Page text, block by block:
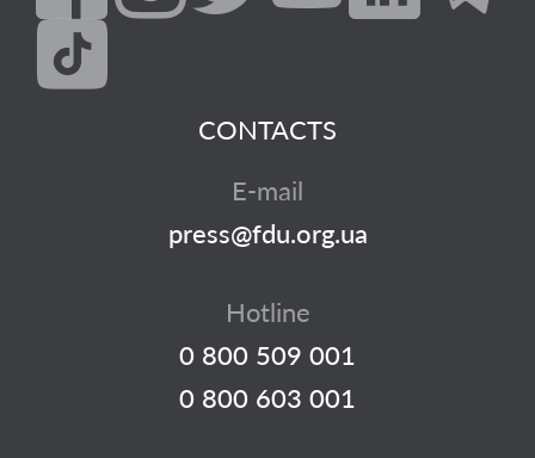
CONTACTS
E-mail
press@fdu.org.ua
Hotline
0 800 509 001
0 800 603 001